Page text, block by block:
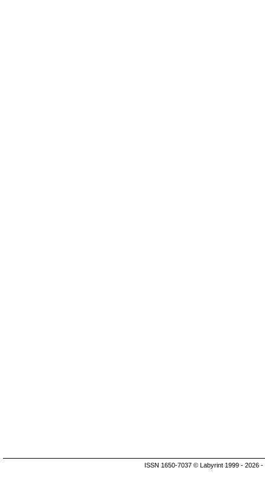
ISSN 1650-7037 © Labyrint 1999 - 2026 -